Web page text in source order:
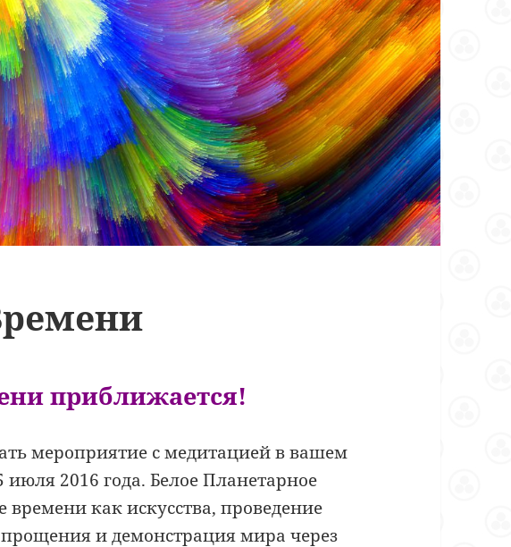
приближается!
мероприятие с медитацией в вашем
июля 2016 года. Белое Планетарное
времени как искусства, проведение
и демонстрация мира через